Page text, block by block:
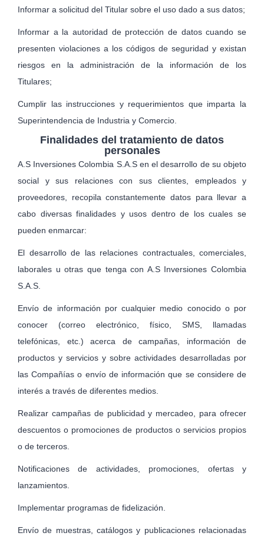
Informar a solicitud del Titular sobre el uso dado a sus datos;
Informar a la autoridad de protección de datos cuando se
presenten violaciones a los códigos de seguridad y existan
riesgos en la adminis­tración de la información de los
Titulares;
Cumplir las instrucciones y requerimientos que imparta la
Super­intendencia de Industria y Comercio.
Finalidades del tratamiento de datos
personales
A.S Inversiones Colombia S.A.S en el desarrollo de su objeto
social y sus relaciones con sus clientes, empleados y
proveedores, recopila constantemente datos para llevar a
cabo diversas finalidades y usos dentro de los cuales se
pueden enmarcar:
El desarrollo de las relaciones contractuales, comerciales,
laborales u otras que tenga con A.S Inversiones Colombia
S.A.S.
Envío de información por cualquier medio conocido o por
conocer (correo electrónico, físico, SMS, llamadas
telefónicas, etc.) acerca de campañas, información de
productos y servicios y sobre actividades desarrolladas por
las Compañías o envío de información que se considere de
interés a través de diferentes medios.
Realizar campañas de publicidad y mercadeo, para ofrecer
descuentos o promociones de productos o servicios propios
o de terceros.
Notificaciones de actividades, promociones, ofertas y
lanzamientos.
Implementar programas de fidelización.
Envío de muestras, catálogos y publicaciones relacionadas